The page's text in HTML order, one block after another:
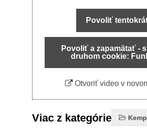
Povoliť
Povoliť a zapamätať -
druhom cookie:
Otvoriť video v
Viac z kategórie